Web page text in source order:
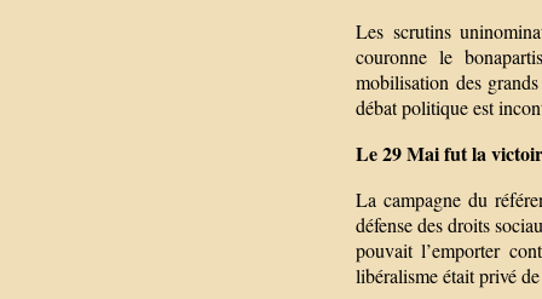
Les scrutins
couronne le
mobilisation des
débat politique est
Le 29 Mai fut la
La campagne du
défense des droits
pouvait l’emporter
libéralisme était privé